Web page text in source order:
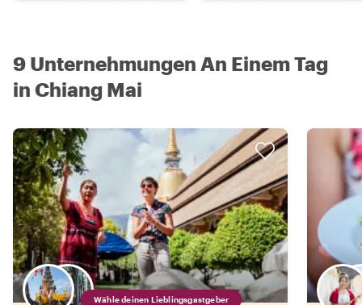
9 Unternehmungen An Einem Tag
in Chiang Mai
Wähle deinen Lieblingsgastgeber